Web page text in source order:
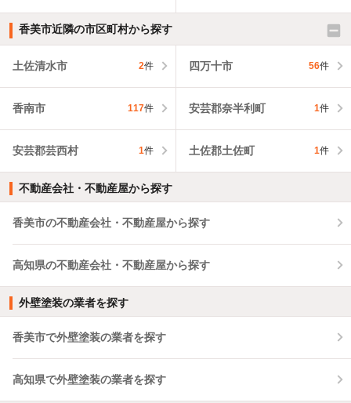
香美市近隣の市区町村から探す
土佐清水市 2件 四万十市 56件
香南市 117件 安芸郡奈半利町 1件
安芸郡芸西村 1件 土佐郡土佐町 1件
不動産会社・不動産屋から探す
香美市の不動産会社・不動産屋から探す
高知県の不動産会社・不動産屋から探す
外壁塗装の業者を探す
香美市で外壁塗装の業者を探す
高知県で外壁塗装の業者を探す